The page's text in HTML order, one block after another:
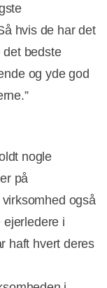
hvis de har det
det bedste
og yde god
nogle
på
også
ejerledere i
haft hvert deres